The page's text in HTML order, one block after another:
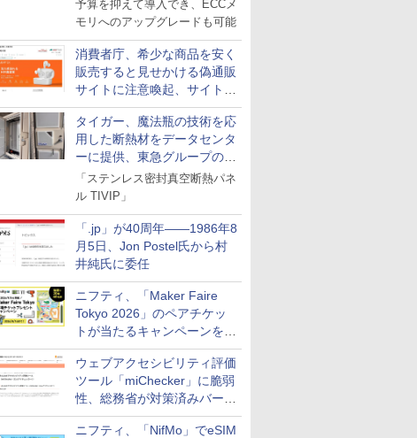
予算を抑えて導入でき、ECCメ
モリへのアップグレードも可能
消費者庁、希少な商品を安く
販売すると見せかける偽通販
サイトに注意喚起、サイト名
とドメイン名を公表
タイガー、魔法瓶の技術を応
用した断熱材をデータセンタ
ーに提供、東急グループの実
証実験で
「ステンレス密封真空断熱パネ
ル TIVIP」
「.jp」が40周年――1986年8
月5日、Jon Postel氏から村
井純氏に委任
ニフティ、「Maker Faire
Tokyo 2026」のペアチケッ
トが当たるキャンペーンをX
で実施。8月16日まで
ウェブアクセシビリティ評価
ツール「miChecker」に脆弱
性、総務省が対策済みバージ
ョンへの更新を呼び掛け
ニフティ、「NifMo」でeSIM